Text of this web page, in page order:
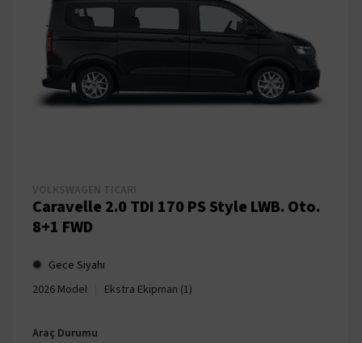
Caravelle 2.0 TDI 170 PS Style LWB. Oto.
8+1 FWD
Gece Siyahı
2026 Model
Ekstra Ekipman (1)
Araç Durumu